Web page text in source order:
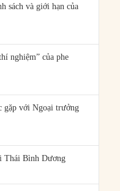
sách và giới hạn của
nghiệm” của phe
gặp với Ngoại trưởng
Thái Bình Dương